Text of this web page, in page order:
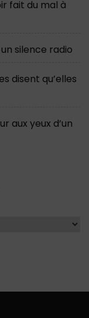
fait du mal à
silence radio
disent qu’elles
aux yeux d’un